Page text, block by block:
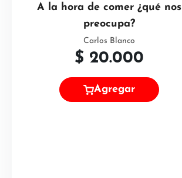
A la hora de comer ¿qué nos
preocupa?
Carlos Blanco
$ 20.000
Agregar